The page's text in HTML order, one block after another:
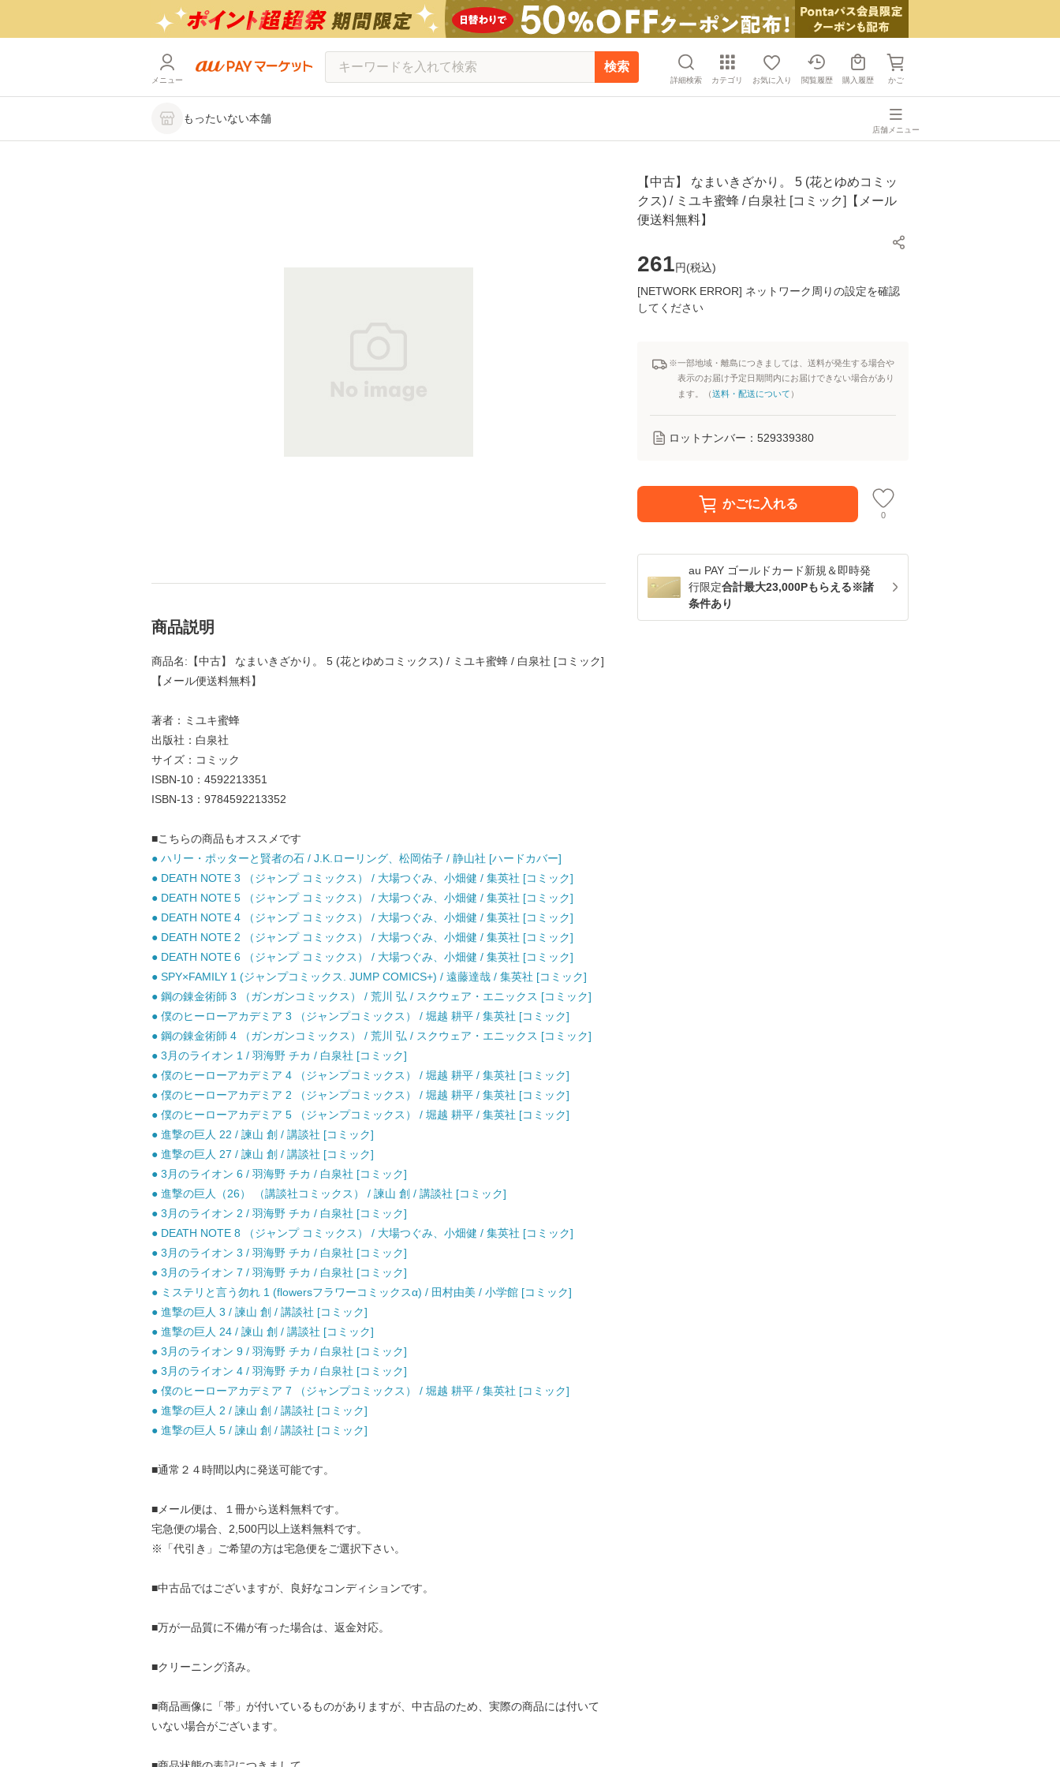
メニュー
検索
詳細検索 カテゴリ お気に入り 閲覧履歴 購入履歴 かご
もったいない本舗
店舗メニュー
【中古】 なまいきざかり。 5 (花とゆめコミッ
クス) / ミユキ蜜蜂 / 白泉社 [コミック]【メール
便送料無料】
261円(税込)
[NETWORK ERROR] ネットワーク周りの設定を確認
してください
※一部地域・離島につきましては、送料が発生する場合や
表示のお届け予定日期間内にお届けできない場合があり
ます。（送料・配送について ）
ロットナンバー： 529339380
かごに入れる
0
au PAY ゴールドカード新規＆即時発
行限定合計最大23,000Pもらえる※諸
条件あり
商品説明
商品名:【中古】 なまいきざかり。 5 (花とゆめコミックス) / ミユキ蜜蜂 / 白泉社 [コミック]
【メール便送料無料】
著者：ミユキ蜜蜂
出版社：白泉社
サイズ：コミック
ISBN-10：4592213351
ISBN-13：9784592213352
■こちらの商品もオススメです
● ハリー・ポッターと賢者の石 / J.K.ローリング、松岡佑子 / 静山社 [ハードカバー]
● DEATH NOTE 3 （ジャンプ コミックス） / 大場つぐみ、小畑健 / 集英社 [コミック]
● DEATH NOTE 5 （ジャンプ コミックス） / 大場つぐみ、小畑健 / 集英社 [コミック]
● DEATH NOTE 4 （ジャンプ コミックス） / 大場つぐみ、小畑健 / 集英社 [コミック]
● DEATH NOTE 2 （ジャンプ コミックス） / 大場つぐみ、小畑健 / 集英社 [コミック]
● DEATH NOTE 6 （ジャンプ コミックス） / 大場つぐみ、小畑健 / 集英社 [コミック]
● SPY×FAMILY 1 (ジャンプコミックス. JUMP COMICS+) / 遠藤達哉 / 集英社 [コミック]
● 鋼の錬金術師 3 （ガンガンコミックス） / 荒川 弘 / スクウェア・エニックス [コミック]
● 僕のヒーローアカデミア 3 （ジャンプコミックス） / 堀越 耕平 / 集英社 [コミック]
● 鋼の錬金術師 4 （ガンガンコミックス） / 荒川 弘 / スクウェア・エニックス [コミック]
● 3月のライオン 1 / 羽海野 チカ / 白泉社 [コミック]
● 僕のヒーローアカデミア 4 （ジャンプコミックス） / 堀越 耕平 / 集英社 [コミック]
● 僕のヒーローアカデミア 2 （ジャンプコミックス） / 堀越 耕平 / 集英社 [コミック]
● 僕のヒーローアカデミア 5 （ジャンプコミックス） / 堀越 耕平 / 集英社 [コミック]
● 進撃の巨人 22 / 諫山 創 / 講談社 [コミック]
● 進撃の巨人 27 / 諫山 創 / 講談社 [コミック]
● 3月のライオン 6 / 羽海野 チカ / 白泉社 [コミック]
● 進撃の巨人（26） （講談社コミックス） / 諫山 創 / 講談社 [コミック]
● 3月のライオン 2 / 羽海野 チカ / 白泉社 [コミック]
● DEATH NOTE 8 （ジャンプ コミックス） / 大場つぐみ、小畑健 / 集英社 [コミック]
● 3月のライオン 3 / 羽海野 チカ / 白泉社 [コミック]
● 3月のライオン 7 / 羽海野 チカ / 白泉社 [コミック]
● ミステリと言う勿れ 1 (flowersフラワーコミックスα) / 田村由美 / 小学館 [コミック]
● 進撃の巨人 3 / 諫山 創 / 講談社 [コミック]
● 進撃の巨人 24 / 諫山 創 / 講談社 [コミック]
● 3月のライオン 9 / 羽海野 チカ / 白泉社 [コミック]
● 3月のライオン 4 / 羽海野 チカ / 白泉社 [コミック]
● 僕のヒーローアカデミア 7 （ジャンプコミックス） / 堀越 耕平 / 集英社 [コミック]
● 進撃の巨人 2 / 諫山 創 / 講談社 [コミック]
● 進撃の巨人 5 / 諫山 創 / 講談社 [コミック]
■通常２４時間以内に発送可能です。
■メール便は、１冊から送料無料です。
宅急便の場合、2,500円以上送料無料です。
※「代引き」ご希望の方は宅急便をご選択下さい。
■中古品ではございますが、良好なコンディションです。
■万が一品質に不備が有った場合は、返金対応。
■クリーニング済み。
■商品画像に「帯」が付いているものがありますが、中古品のため、実際の商品には付いて
いない場合がございます。